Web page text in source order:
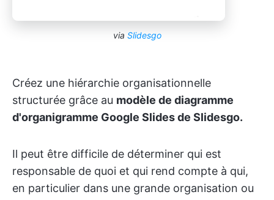
via Slidesgo
Créez une hiérarchie organisationnelle
structurée grâce au modèle de diagramme
d'organigramme Google Slides de Slidesgo.
Il peut être difficile de déterminer qui est
responsable de quoi et qui rend compte à qui,
en particulier dans une grande organisation ou